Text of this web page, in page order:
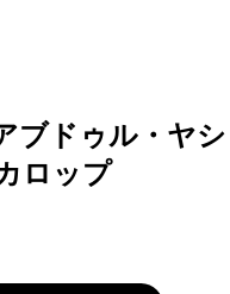
ブドゥル・ヤシ
ロップ